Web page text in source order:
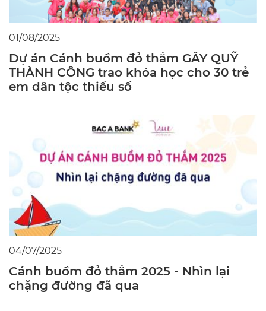
01/08/2025
Dự án Cánh buồm đỏ thắm GÂY QUỸ
THÀNH CÔNG trao khóa học cho 30 trẻ
em dân tộc thiểu số
04/07/2025
Cánh buồm đỏ thắm 2025 - Nhìn lại
chặng đường đã qua